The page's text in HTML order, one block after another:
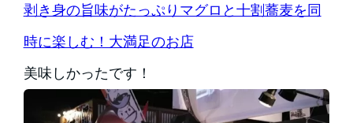
剥き身の旨味がたっぷりマグロと十割蕎麦を同
時に楽しむ！大満足のお店
美味しかったです！